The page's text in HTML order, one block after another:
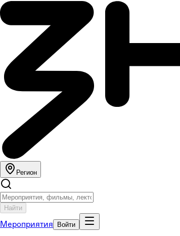
Регион
Найти
Мероприятия Войти